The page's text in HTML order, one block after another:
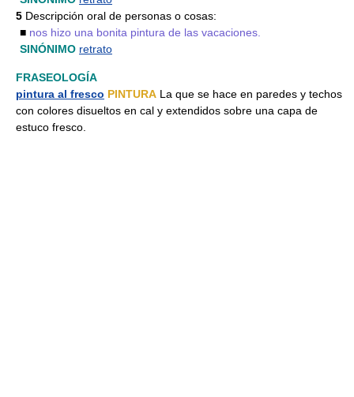
5 Descripción oral de personas o cosas:
■ nos hizo una bonita pintura de las vacaciones.
SINÓNIMO retrato
FRASEOLOGÍA
pintura al fresco PINTURA La que se hace en paredes y techos
con colores disueltos en cal y extendidos sobre una capa de
estuco fresco.